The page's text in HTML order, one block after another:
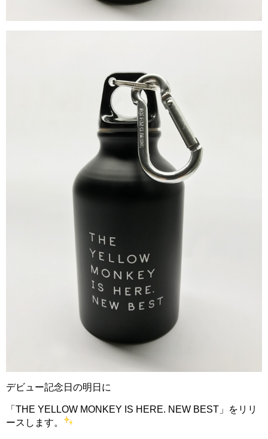
デビュー記念日の明日に
「THE YELLOW MONKEY IS HERE. NEW BEST」をリリ
ースします。